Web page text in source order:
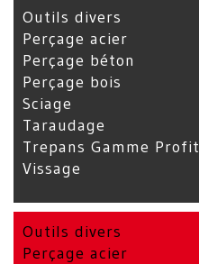
Outils divers
Perçage acier
Perçage béton
Perçage bois
Sciage
Taraudage
Trepans Gamme Profit
Vissage
Outils divers
Perçage acier